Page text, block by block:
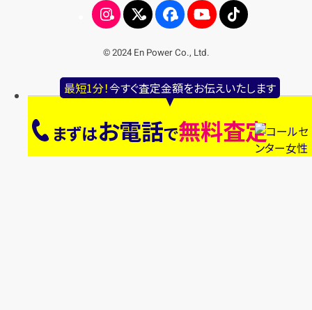
最短1分！今すぐ査定金額をお伝えいたします
まずはお電話で無料査定
© 2024 En Power Co., Ltd.